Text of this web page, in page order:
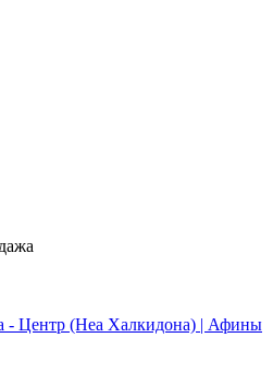
- Центр (Неа Халкидона) | Афины